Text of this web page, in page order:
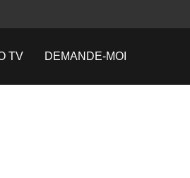
TV DEMANDE-MOI